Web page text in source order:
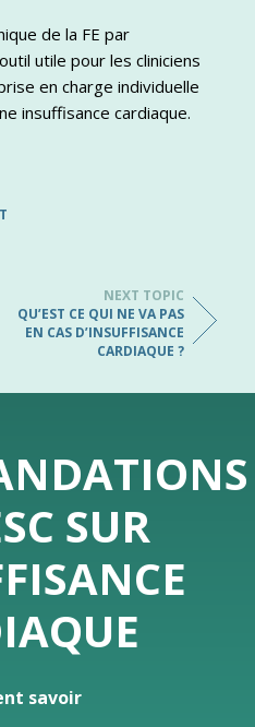
de la FE par
utile pour les cliniciens
en charge individuelle
insuffisance cardiaque.
NEXT TOPIC
QU’EST CE QUI NE VA PAS
EN CAS D’INSUFFISANCE
CARDIAQUE ?
SUR
savoir